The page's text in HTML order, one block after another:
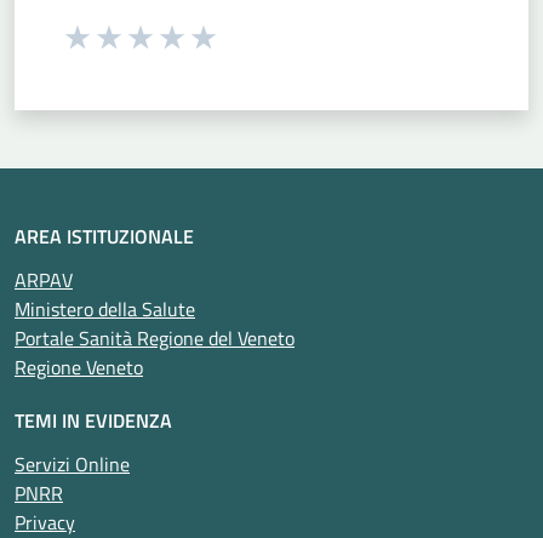
Seleziona una valutazione da 1 a 5 stelle
AREA ISTITUZIONALE
ARPAV
Ministero della Salute
Portale Sanità Regione del Veneto
Regione Veneto
TEMI IN EVIDENZA
Servizi Online
PNRR
Privacy